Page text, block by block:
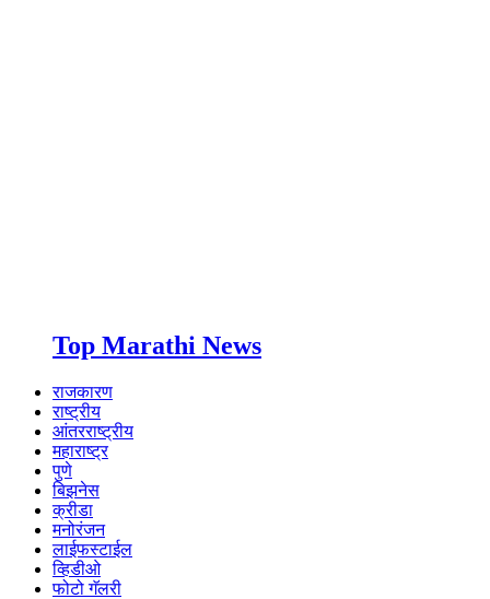
Top Marathi News
राजकारण
राष्ट्रीय
आंतरराष्ट्रीय
महाराष्ट्र
पुणे
बिझनेस
क्रीडा
मनोरंजन
लाईफस्टाईल
व्हिडीओ
फोटो गॅलरी